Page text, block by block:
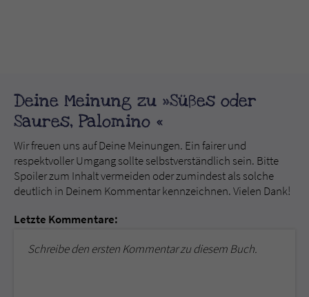
Deine Meinung zu »Süßes oder
Saures, Palomino «
Wir freuen uns auf Deine Meinungen. Ein fairer und
respektvoller Umgang sollte selbstverständlich sein. Bitte
Spoiler zum Inhalt vermeiden oder zumindest als solche
deutlich in Deinem Kommentar kennzeichnen. Vielen Dank!
Letzte Kommentare:
Schreibe den ersten Kommentar zu diesem Buch.